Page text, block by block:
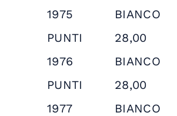
1975
BIANCO
PUNTI
28,00
1976
BIANCO
PUNTI
28,00
1977
BIANCO